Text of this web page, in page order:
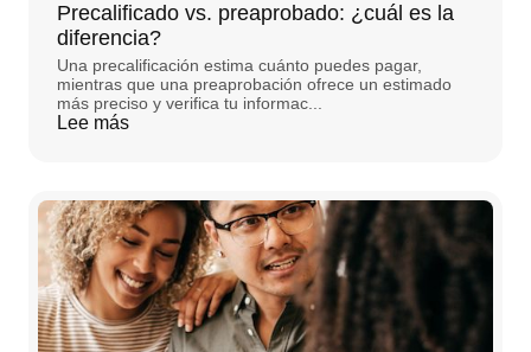
Precalificado vs. preaprobado: ¿cuál es la
diferencia?
Una precalificación estima cuánto puedes pagar,
mientras que una preaprobación ofrece un estimado
más preciso y verifica tu informac...
Lee más